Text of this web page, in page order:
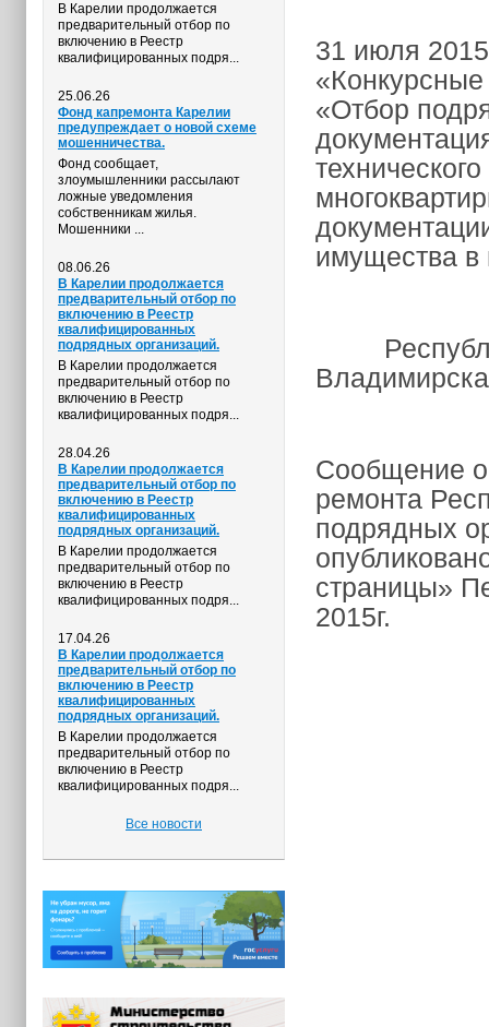
В Карелии продолжается
предварительный отбор по
включению в Реестр
квалифицированных подря...
25.06.26
Фонд капремонта Карелии
предупреждает о новой схеме
мошенничества.
Фонд сообщает,
злоумышленники рассылают
ложные уведомления
собственникам жилья.
Мошенники ...
08.06.26
В Карелии продолжается
предварительный отбор по
включению в Реестр
квалифицированных
подрядных организаций.
В Карелии продолжается
предварительный отбор по
включению в Реестр
квалифицированных подря...
28.04.26
В Карелии продолжается
предварительный отбор по
включению в Реестр
квалифицированных
подрядных организаций.
В Карелии продолжается
предварительный отбор по
включению в Реестр
квалифицированных подря...
17.04.26
В Карелии продолжается
предварительный отбор по
включению в Реестр
квалифицированных
подрядных организаций.
В Карелии продолжается
предварительный отбор по
включению в Реестр
квалифицированных подря...
Все новости
31 июля
«Отбор
имущества в
Сообщение о
ремонта
подрядных
страницы»
2015г.